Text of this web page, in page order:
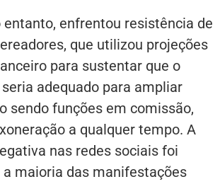
entanto, enfrentou resistência de
que utilizou projeções
para sustentar que o
adequado para ampliar
sendo funções em comissão,
a qualquer tempo. A
nas redes sociais foi
maioria das manifestações